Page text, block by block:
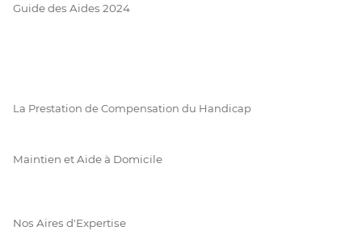
Guide des Aides 2024
La Prestation de Compensation du Handicap
Maintien et Aide à Domicile
Nos Aires d'Expertise